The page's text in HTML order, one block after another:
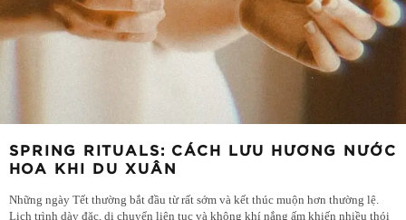
SPRING RITUALS: CÁCH LƯU HƯƠNG NƯỚC
HOA KHI DU XUÂN
Những ngày Tết thường bắt đầu từ rất sớm và kết thúc muộn hơn thường lệ.
Lịch trình dày đặc, di chuyển liên tục và không khí nắng ấm khiến nhiều thói